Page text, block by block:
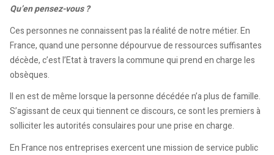
Qu’en pensez-vous ?
Ces personnes ne connaissent pas la réalité de notre métier. En
France, quand une personne dépourvue de ressources suffisantes
décède, c’est l’Etat à travers la commune qui prend en charge les
obsèques.
Il en est de même lorsque la personne décédée n’a plus de famille.
S’agissant de ceux qui tiennent ce discours, ce sont les premiers à
solliciter les autorités consulaires pour une prise en charge.
En France nos entreprises exercent une mission de service public